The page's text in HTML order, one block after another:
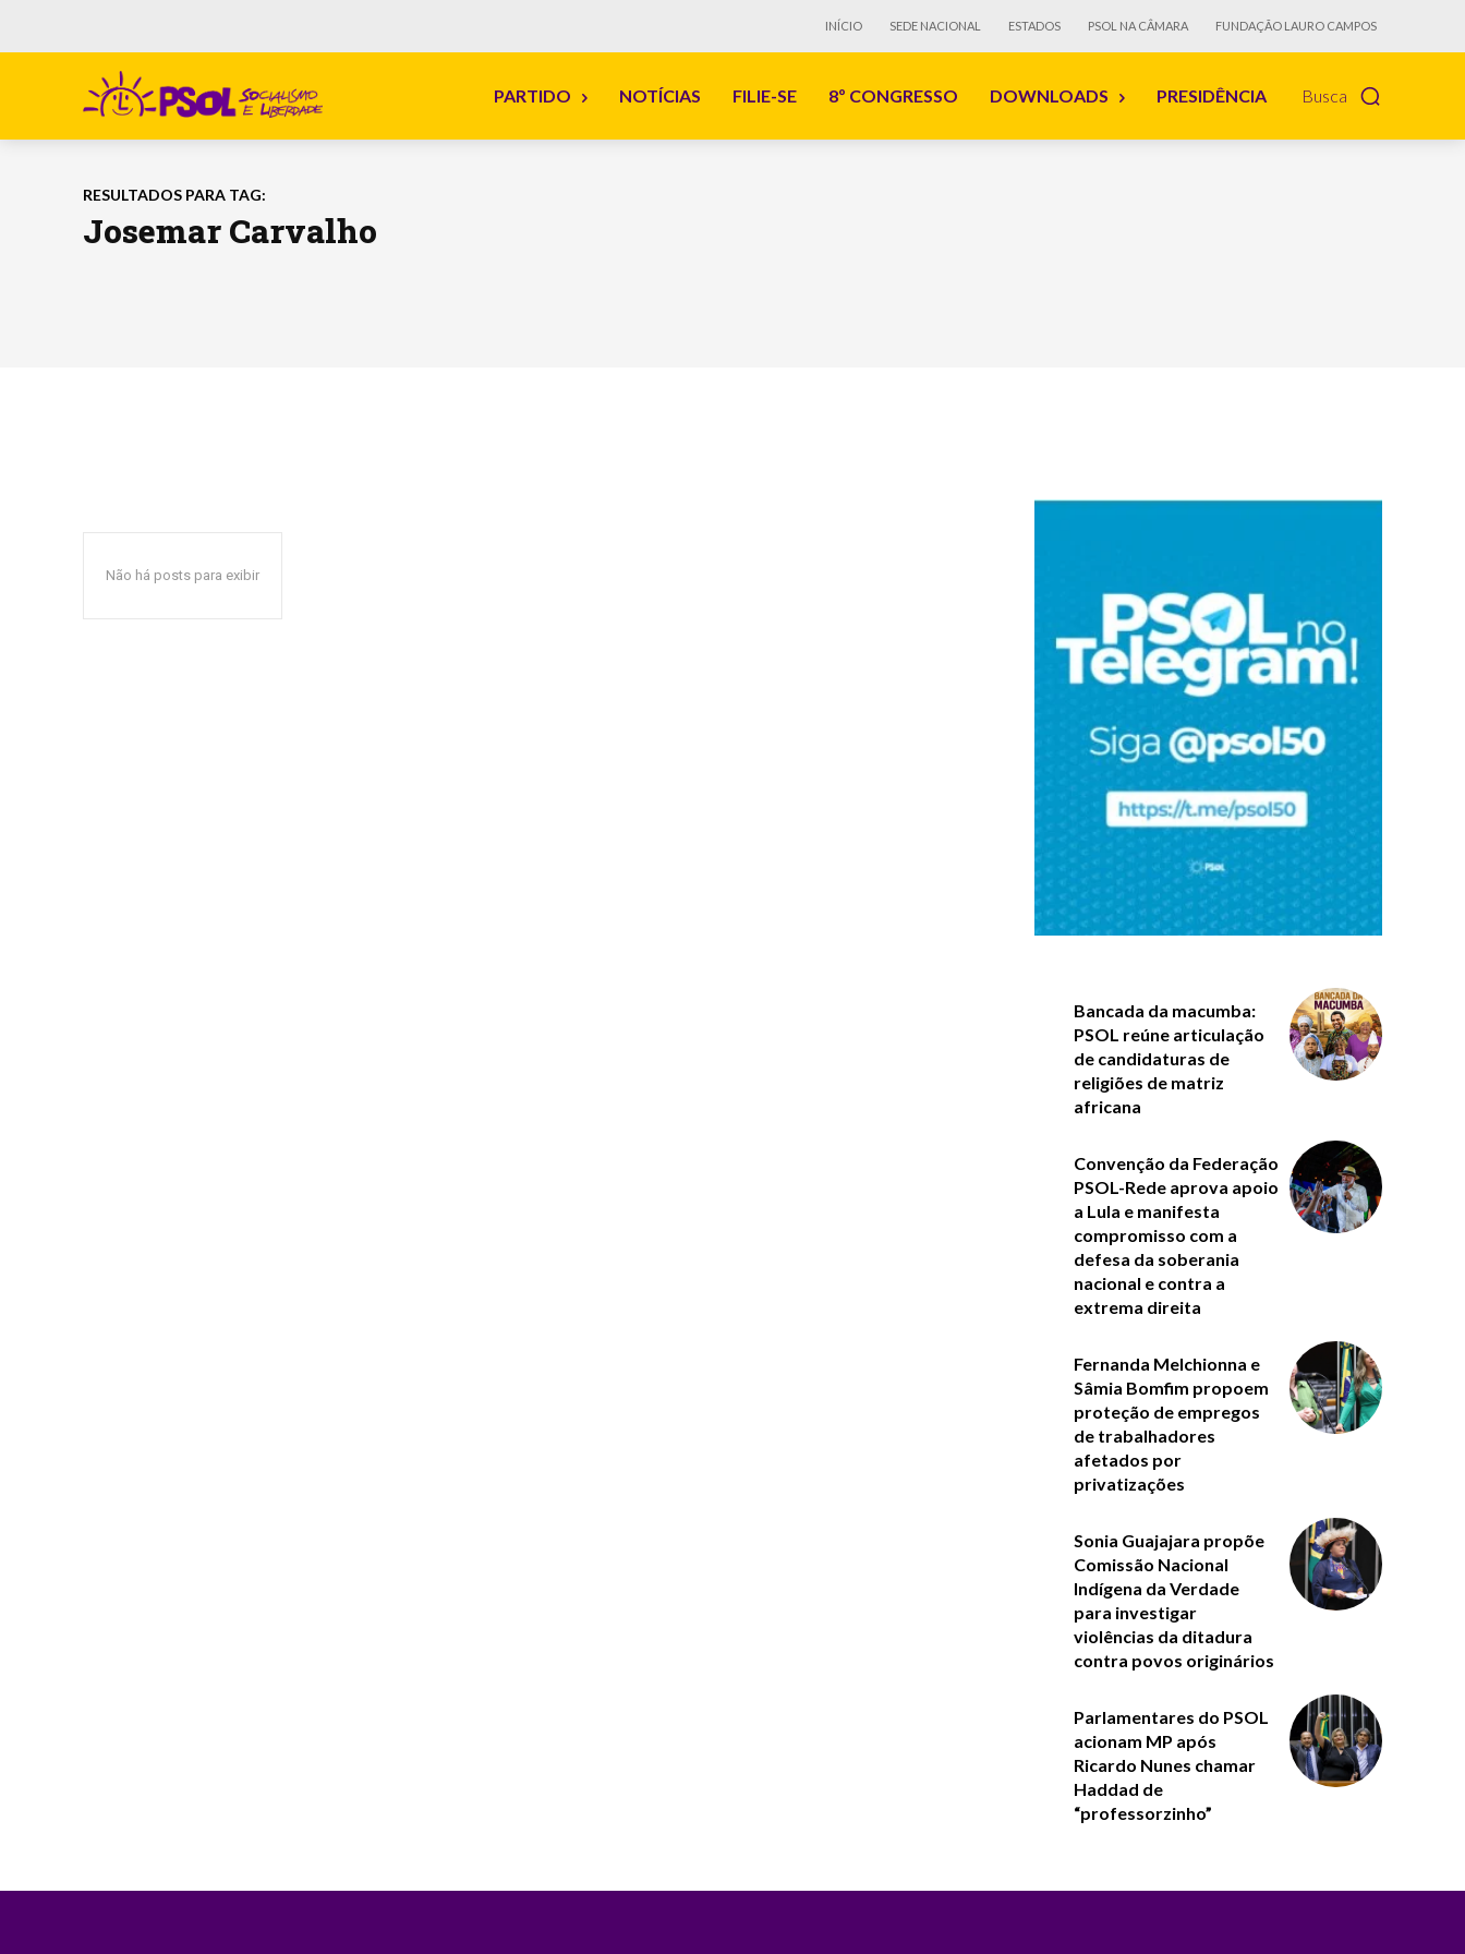
INÍCIO SEDE NACIONAL ESTADOS PSOL NA CÂMARA FUNDAÇÃO LAURO CAMPOS
Busca
PARTIDO NOTÍCIAS FILIE-SE 8º CONGRESSO DOWNLOADS PRESIDÊNCIA
RESULTADOS PARA TAG:
Josemar Carvalho
Não há posts para exibir
Bancada da macumba:
PSOL reúne articulação
de candidaturas de
religiões de matriz
africana
Convenção da Federação
PSOL-Rede aprova apoio
a Lula e manifesta
compromisso com a
defesa da soberania
nacional e contra a
extrema direita
Fernanda Melchionna e
Sâmia Bomfim propoem
proteção de empregos
de trabalhadores
afetados por
privatizações
Sonia Guajajara propõe
Comissão Nacional
Indígena da Verdade
para investigar
violências da ditadura
contra povos originários
Parlamentares do PSOL
acionam MP após
Ricardo Nunes chamar
Haddad de
“professorzinho”